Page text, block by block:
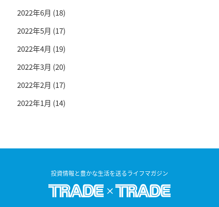
2022年6月 (18)
2022年5月 (17)
2022年4月 (19)
2022年3月 (20)
2022年2月 (17)
2022年1月 (14)
投資情報と豊かな生活を送るライフマガジン